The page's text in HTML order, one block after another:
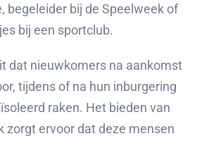
begeleider bij de Speelweek of
bij een sportclub.
dat nieuwkomers na aankomst
tijdens of na hun inburgering
raken. Het bieden van
zorgt ervoor dat deze mensen